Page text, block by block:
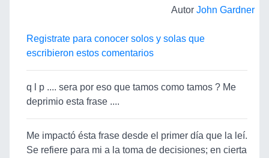
Autor John Gardner
Registrate para conocer solos y solas que
escribieron estos comentarios
q l p .... sera por eso que tamos como tamos ? Me
deprimio esta frase ....
Me impactó ésta frase desde el primer día que la leí.
Se refiere para mi a la toma de decisiones; en cierta